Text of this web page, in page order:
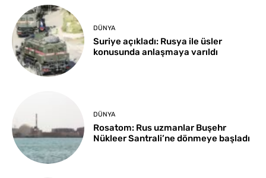
DÜNYA
Suriye açıkladı: Rusya ile üsler
konusunda anlaşmaya varıldı
DÜNYA
Rosatom: Rus uzmanlar Buşehr
Nükleer Santrali’ne dönmeye başladı